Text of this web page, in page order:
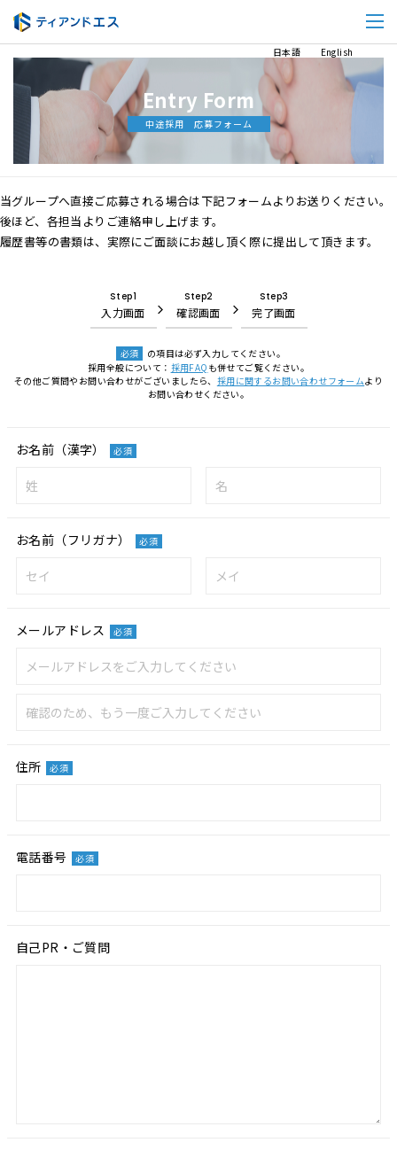
日本語 English
Entry Form
中途採用 応募フォーム
当グループへ直接ご応募される場合は下記フォームよりお送りください。
後ほど、各担当よりご連絡申し上げます。
履歴書等の書類は、実際にご面談にお越し頂く際に提出して頂きます。
Step1
入力画面
Step2
確認画面
Step3
完了画面
必須
の項目は必ず入力してください。
採用全般について： 採用FAQ も併せてご覧ください。
その他ご質問やお問い合わせがございましたら、 採用に関するお問い合わせフォームより
お問い合わせください。
お名前（漢字） 必須
お名前（フリガナ） 必須
メールアドレス 必須
住所 必須
電話番号 必須
自己PR・ご質問